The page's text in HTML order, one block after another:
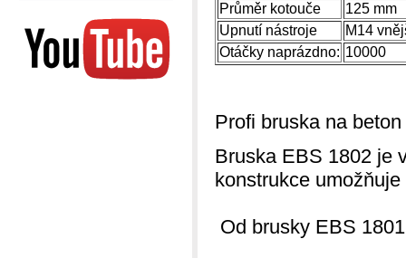
Průměr kotouče
125 mm
Upnutí nástroje
M14
Otáčky naprázdno: 10000
Profi bruska na
Bruska EBS 1802 je
konstrukce
Od brusky EBS